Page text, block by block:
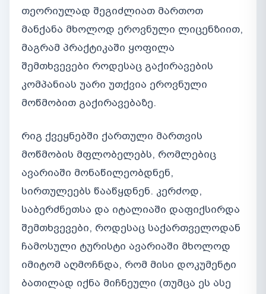
თეორიულად შეგიძლიათ მართოთ
მანქანა მხოლოდ ეროვნული ლიცენზიით,
მაგრამ პრაქტიკაში ყოფილა
შემთხვევები როდესაც გაქირავების
კომპანიას უარი უთქვია ეროვნული
მოწმობით გაქირავებაზე.
რიგ ქვეყნებში ქართული მართვის
მოწმობის მფლობელებს, რომლებიც
ავარიაში მონაწილეობდნენ,
სირთულეებს წააწყდნენ. კერძოდ,
საბერძნეთსა და იტალიაში დაფიქსირდა
შემთხვევები, როდესაც საქართველოდან
ჩამოსული ტურისტი ავარიაში მხოლოდ
იმიტომ აღმოჩნდა, რომ მისი დოკუმენტი
ბათილად იქნა მიჩნეული (თუმცა ეს ასე